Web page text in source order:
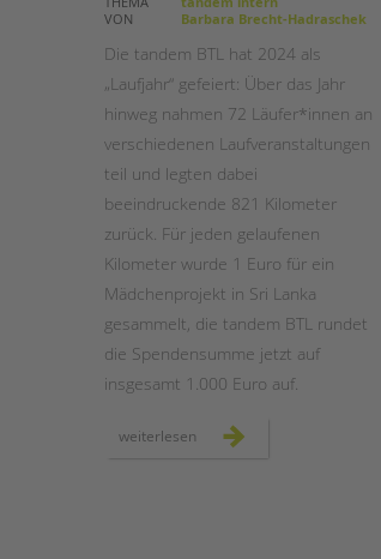
VON
Barbara Brecht-Hadraschek
Die tandem BTL hat 2024 als
„Laufjahr“ gefeiert: Über das Jahr
hinweg nahmen 72 Läufer*innen an
verschiedenen Laufveranstaltungen
teil und legten dabei
beeindruckende 821 Kilometer
zurück. Für jeden gelaufenen
Kilometer wurde 1 Euro für ein
Mädchenprojekt in Sri Lanka
gesammelt, die tandem BTL rundet
die Spendensumme jetzt auf
insgesamt 1.000 Euro auf.
weiterlesen unser
laufjahr